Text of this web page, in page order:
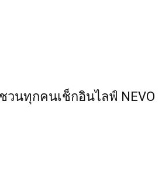
วนทุกคนเช็กอินไลฟ์ NEVO